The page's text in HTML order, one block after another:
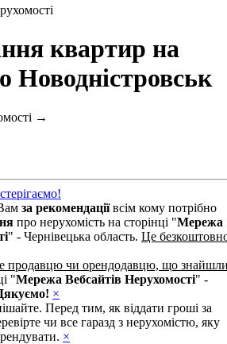
квартир на
Новодністровськ
→
за рекомендаціївсім кому потрібно
про нерухомість на сторінці "Мережа
" - Чернівецька область. Це
продавцю чи орендодавцю, що
"Мережа Вебсайтів Нерухомості" -
×
Перед тим, як віддати гроші за
чи все гаразд з нерухомістю, яку
×